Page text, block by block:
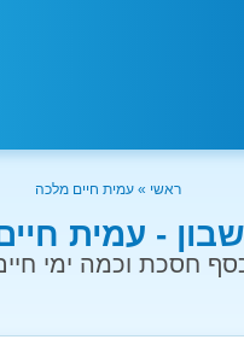
ראשי »עמית חיים מלכה
- עמית
חסכת וכמה ימי